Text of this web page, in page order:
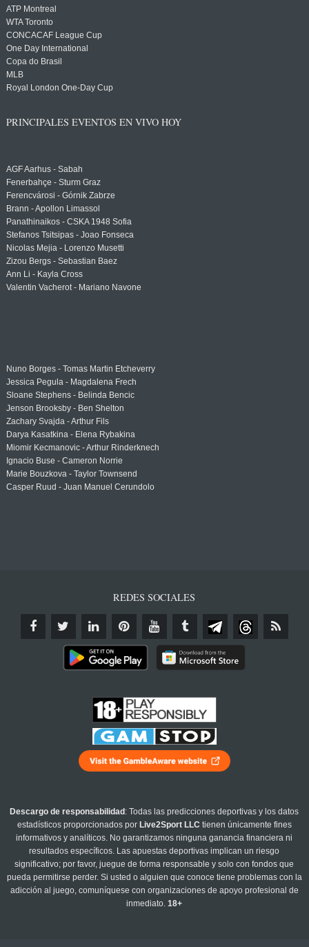
ATP Montreal
WTA Toronto
CONCACAF League Cup
One Day International
Copa do Brasil
MLB
Royal London One-Day Cup
PRINCIPALES EVENTOS EN VIVO HOY
AGF Aarhus - Sabah
Fenerbahçe - Sturm Graz
Ferencvárosi - Górnik Zabrze
Brann - Apollon Limassol
Panathinaikos - CSKA 1948 Sofia
Stefanos Tsitsipas - Joao Fonseca
Nicolas Mejia - Lorenzo Musetti
Zizou Bergs - Sebastian Baez
Ann Li - Kayla Cross
Valentin Vacherot - Mariano Navone
Nuno Borges - Tomas Martin Etcheverry
Jessica Pegula - Magdalena Frech
Sloane Stephens - Belinda Bencic
Jenson Brooksby - Ben Shelton
Zachary Svajda - Arthur Fils
Darya Kasatkina - Elena Rybakina
Miomir Kecmanovic - Arthur Rinderknech
Ignacio Buse - Cameron Norrie
Marie Bouzkova - Taylor Townsend
Casper Ruud - Juan Manuel Cerundolo
REDES SOCIALES
Descargo de responsabilidad : Todas las predicciones deportivas y los datos
estadísticos proporcionados por Live2Sport LLC tienen únicamente fines
informativos y analíticos. No garantizamos ninguna ganancia financiera ni
resultados específicos. Las apuestas deportivas implican un riesgo
significativo; por favor, juegue de forma responsable y solo con fondos que
pueda permitirse perder. Si usted o alguien que conoce tiene problemas con la
adicción al juego, comuníquese con organizaciones de apoyo profesional de
inmediato.18+